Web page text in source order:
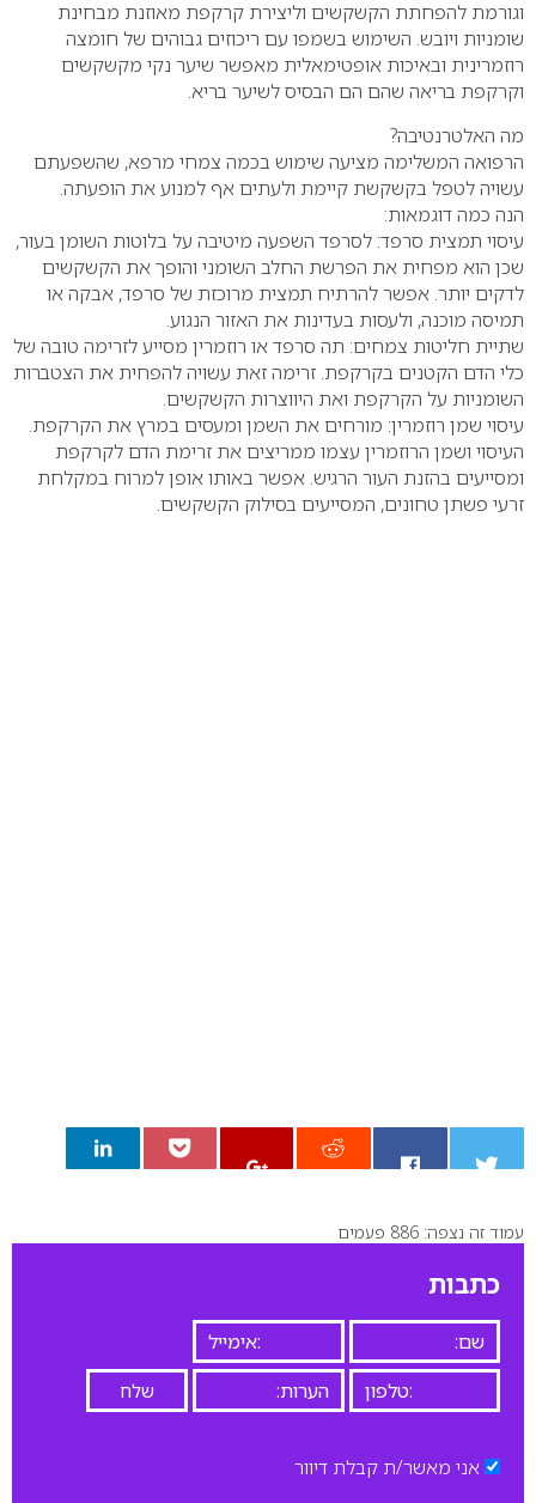
וגורמת להפחתת הקשקשים וליצירת קרקפת מאוזנת מבחינת
שומניות ויובש. השימוש בשמפו עם ריכוזים גבוהים של חומצה
רוזמרינית ובאיכות אופטימאלית מאפשר שיער נקי מקשקשים
וקרקפת בריאה שהם הם הבסיס לשיער בריא.
מה האלטרנטיבה?
הרפואה המשלימה מציעה שימוש בכמה צמחי מרפא, שהשפעתם
עשויה לטפל בקשקשת קיימת ולעתים אף למנוע את הופעתה.
הנה כמה דוגמאות:
עיסוי תמצית סרפד: לסרפד השפעה מיטיבה על בלוטות השומן בעור,
שכן הוא מפחית את הפרשת החלב השומני והופך את הקשקשים
לדקים יותר. אפשר להרתיח תמצית מרוכזת של סרפד, אבקה או
תמיסה מוכנה, ולעסות בעדינות את האזור הנגוע.
שתיית חליטות צמחים: תה סרפד או רוזמרין מסייע לזרימה טובה של
כלי הדם הקטנים בקרקפת. זרימה זאת עשויה להפחית את הצטברות
השומניות על הקרקפת ואת היווצרות הקשקשים.
עיסוי שמן רוזמרין: מורחים את השמן ומעסים במרץ את הקרקפת.
העיסוי ושמן הרוזמרין עצמו ממריצים את זרימת הדם לקרקפת
ומסייעים בהזנת העור הרגיש. אפשר באותו אופן למרוח במקלחת
זרעי פשתן טחונים, המסייעים בסילוק הקשקשים.
0
עמוד זה נצפה: 886 פעמים
כתבות
אני מאשר/ת קבלת דיוור